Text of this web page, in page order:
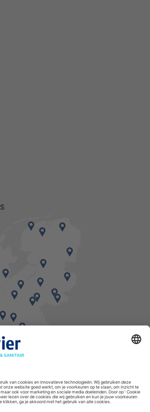
in de buurt
het weekend worden, mits voorradig, dinsdag geleverd.